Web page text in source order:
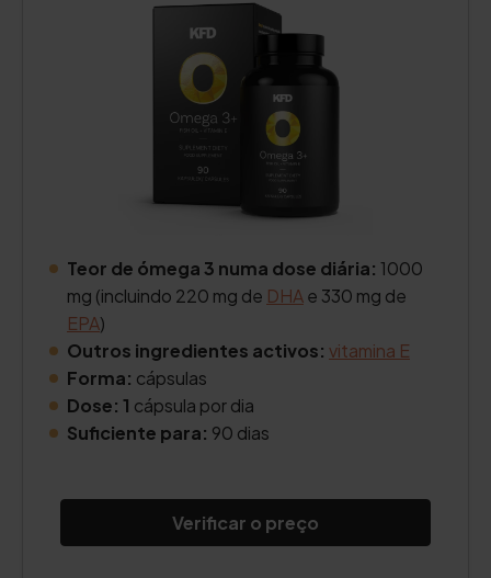
Teor de ómega 3 numa dose diária: 1000
mg (incluindo 220 mg de DHAe 330 mg de
EPA)
Outros ingredientes activos: vitamina E
Forma: cápsulas
Dose: 1 cápsula por dia
Suficiente para: 90 dias
Verificar o preço